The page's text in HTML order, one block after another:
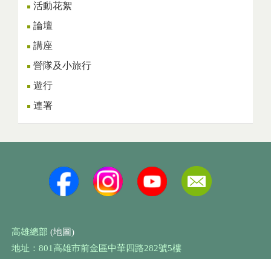
活動花絮
論壇
講座
營隊及小旅行
遊行
連署
高雄總部 (地圖)
地址：801高雄市前金區中華四路282號5樓